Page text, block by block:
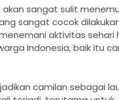
sangat sulit
sangat cocok
aktivitas sehari
Indonesia, baik itu
camilan sebagai